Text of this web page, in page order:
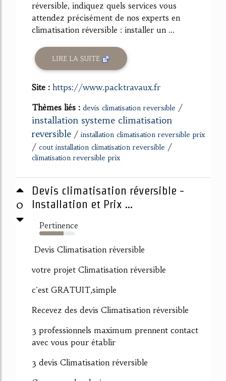
réversible, indiquez quels services vous
attendez précisément de nos experts en
climatisation réversible : installer un ...
LIRE LA SUITE
Site : https://www.packtravaux.fr
Thèmes liés : devis climatisation reversible /
installation systeme climatisation
reversible / installation climatisation reversible prix
/ cout installation climatisation reversible /
climatisation reversible prix
0
Devis climatisation réversible -
Installation et Prix ...
Pertinence
68%
Devis Climatisation réversible
votre projet Climatisation réversible
c'est GRATUIT,simple
Recevez des devis Climatisation réversible
3 professionnels maximum prennent contact
avec vous pour établir
3 devis Climatisation réversible